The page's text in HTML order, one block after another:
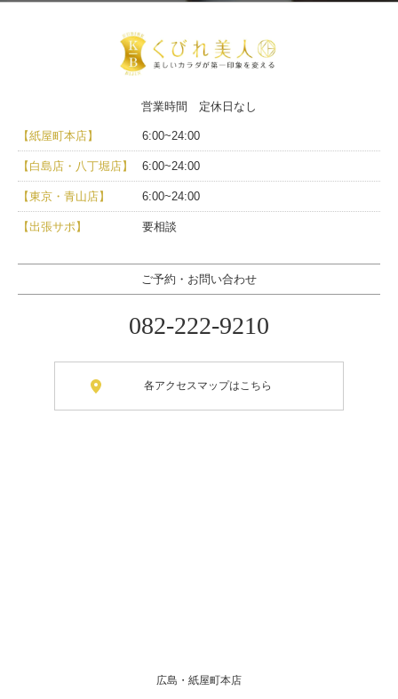
営業時間 定休日なし
【紙屋町本店】 6:00~24:00
【白島店・八丁堀店】 6:00~24:00
【東京・青山店】 6:00~24:00
【出張サポ】 要相談
ご予約・お問い合わせ
082-222-9210
各アクセスマップはこちら
広島・紙屋町本店